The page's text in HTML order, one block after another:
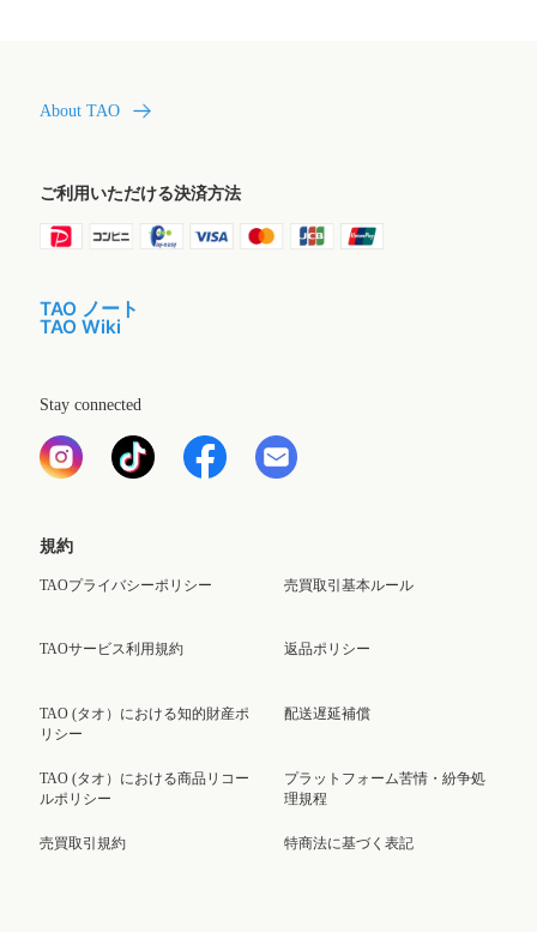
About TAO
ご利用いただける決済方法
TAO ノート
TAO Wiki
Stay connected
規約
TAOプライバシーポリシー
TAOサービス利用規約
TAO (タオ）における知的財産ポ
リシー
TAO (タオ）における商品リコー
ルポリシー
売買取引規約
売買取引基本ルール
返品ポリシー
配送遅延補償
プラットフォーム苦情・紛争処
理規程
特商法に基づく表記